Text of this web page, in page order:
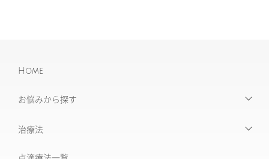
Home
お悩みから探す
【お悩みから探す】INDEX
たるみ治療
治療法